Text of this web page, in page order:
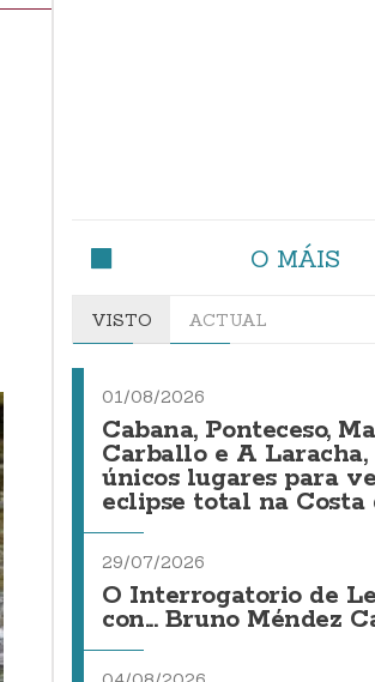
O MÁIS
VISTO ACTUAL
01/08/2026
Cabana, Ponteceso,
Carballo e A Laracha,
únicos lugares para
eclipse total na Costa
29/07/2026
O Interrogatorio de
con... Bruno Méndez